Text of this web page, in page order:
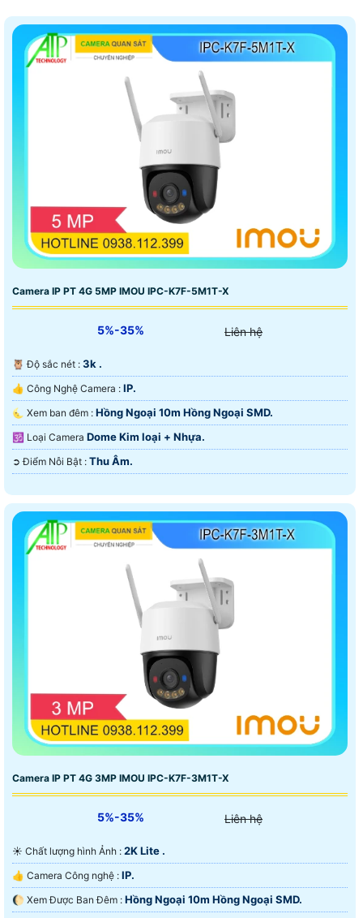
Camera IP PT 4G 5MP IMOU IPC-K7F-5M1T-X
5%-35% Liên hệ
🦉 Độ sắc nét : 3k .
👍 Công Nghệ Camera : IP.
🌜 Xem ban đêm : Hồng Ngoại 10m Hồng Ngoại SMD.
🕉️ Loại Camera Dome Kim loại + Nhựa.
️➲ Điểm Nỗi Bật : Thu Âm.
Camera IP PT 4G 3MP IMOU IPC-K7F-3M1T-X
5%-35% Liên hệ
☀️ Chất lượng hình Ảnh : 2K Lite .
👍 Camera Công nghệ : IP.
🌔 Xem Được Ban Đêm : Hồng Ngoại 10m Hồng Ngoại SMD.